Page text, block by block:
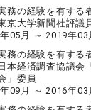
務の経験を有する
京大学新聞社評議
05月 ～ 2019年03
務の経験を有する
日本経済調査協議会
」委員
09月 ～ 2016年03